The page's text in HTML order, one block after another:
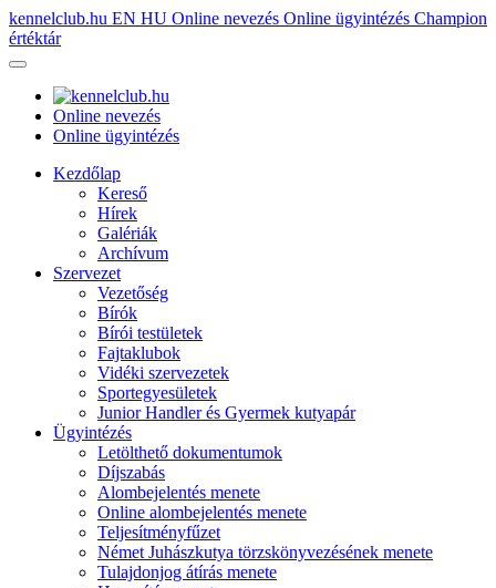
kennelclub.hu EN HU Online nevezés Online ügyintézés Champion
értéktár
Online nevezés
Online ügyintézés
Kezdőlap
Kereső
Hírek
Galériák
Archívum
Szervezet
Vezetőség
Bírók
Bírói testületek
Fajtaklubok
Vidéki szervezetek
Sportegyesületek
Junior Handler és Gyermek kutyapár
Ügyintézés
Letölthető dokumentumok
Díjszabás
Alombejelentés menete
Online alombejelentés menete
Teljesítményfűzet
Német Juhászkutya törzskönyvezésének menete
Tulajdonjog átírás menete